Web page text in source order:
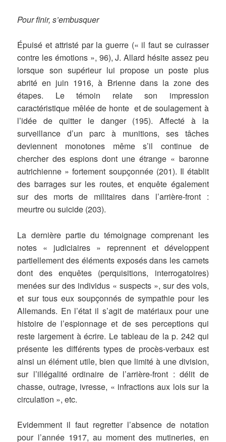
Pour finir, s’embusquer
Épuisé et attristé par la guerre (« il faut se cuirasser
contre les émotions », 96), J. Allard hésite assez peu
lorsque son supérieur lui propose un poste plus
abrité en juin 1916, à Brienne dans la zone des
étapes. Le témoin relate son impression
caractéristique mêlée de honte et de soulagement à
l’idée de quitter le danger (195). Affecté à la
surveillance d’un parc à munitions, ses tâches
deviennent monotones même s’il continue de
chercher des espions dont une étrange « baronne
autrichienne » fortement soupçonnée (201). Il établit
des barrages sur les routes, et enquête également
sur des morts de militaires dans l’arrière-front :
meurtre ou suicide (203).
La dernière partie du témoignage comprenant les
notes « judiciaires » reprennent et développent
partiellement des éléments exposés dans les carnets
dont des enquêtes (perquisitions, interrogatoires)
menées sur des individus « suspects », sur des vols,
et sur tous eux soupçonnés de sympathie pour les
Allemands. En l’état il s’agit de matériaux pour une
histoire de l’espionnage et de ses perceptions qui
reste largement à écrire. Le tableau de la p. 242 qui
présente les différents types de procès-verbaux est
ainsi un élément utile, bien que limité à une division,
sur l’illégalité ordinaire de l’arrière-front : délit de
chasse, outrage, ivresse, « infractions aux lois sur la
circulation », etc.
Evidemment il faut regretter l’absence de notation
pour l’année 1917, au moment des mutineries, en